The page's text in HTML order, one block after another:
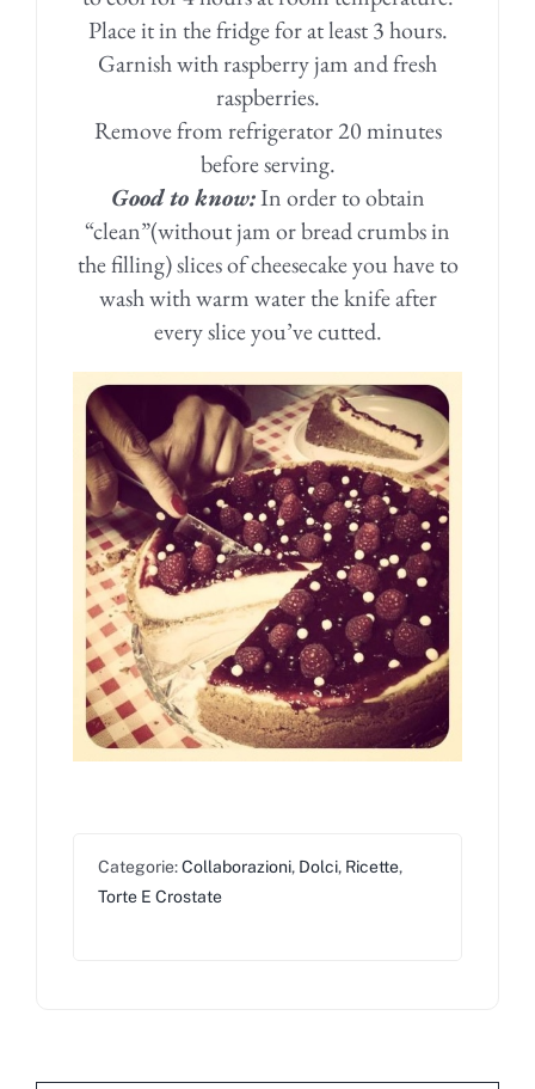
Place it in the fridge for at least 3 hours.
Garnish with raspberry jam and fresh
raspberries.
Remove from refrigerator 20 minutes
before serving.
Good to know:In order to obtain
“clean”(without jam or bread crumbs in
the filling) slices of cheesecake you have to
wash with warm water the knife after
every slice you’ve cutted.
Categorie:Collaborazioni, Dolci, Ricette,
Torte E Crostate